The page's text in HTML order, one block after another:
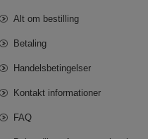
Alt om bestilling
Betaling
Handelsbetingelser
Kontakt informationer
FAQ